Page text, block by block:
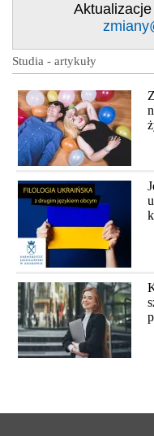
Studia - artykuły